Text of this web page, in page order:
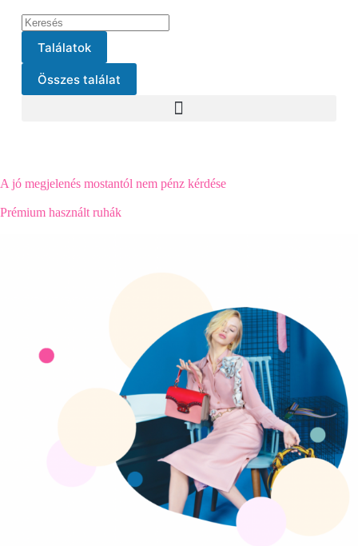
Találatok
Összes találat
A jó megjelenés mostantól nem pénz kérdése
Prémium használt ruhák